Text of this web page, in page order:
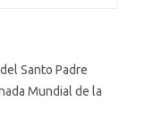
Santo Padre
Mundial de la